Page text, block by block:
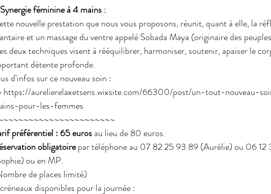
Synergie féminine à 4 mains :
nouvelle prestation que nous vous proposons, réunit, quant à elle, la
et un massage du ventre appelé Sobada Maya (originaire des
deux techniques visent à rééquilibrer, harmoniser, soutenir, apaiser le
détente profonde.
d'infos sur ce nouveau soin :
https://aurelierelaxetsens.wixsite.com/66300/post/un-tout-nouveau-
pour-les-femmes
préférentiel : 65 euros au lieu de 80 euros.
obligatoire par téléphone au 07 82 25 93 89 (Aurélie) ou 06 12
ou en MP.
de places limité)
disponibles pour la journée :